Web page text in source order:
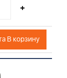
820314
298090S
394358S
690612
+
В корзину